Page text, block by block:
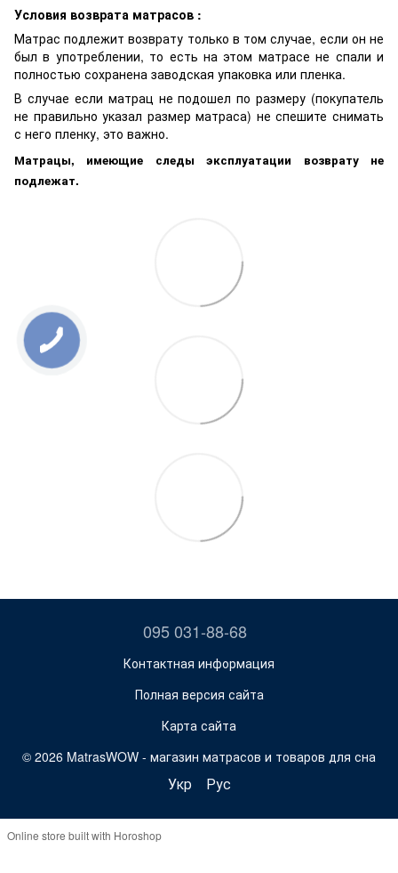
Условия возврата матрасов :
Матрас подлежит возврату только в том случае, если он не
был в употреблении, то есть на этом матрасе не спали и
полностью сохранена заводская упаковка или пленка.
В случае если матрац не подошел по размеру (покупатель
не правильно указал размер матраса) не спешите снимать
с него пленку, это важно.
Матрацы, имеющие следы эксплуатации возврату не
подлежат.
095 031-88-68
Контактная информация
Полная версия сайта
Карта сайта
© 2026 MatrasWOW - магазин матрасов и товаров для сна
Укр Рус
Online store built with Horoshop